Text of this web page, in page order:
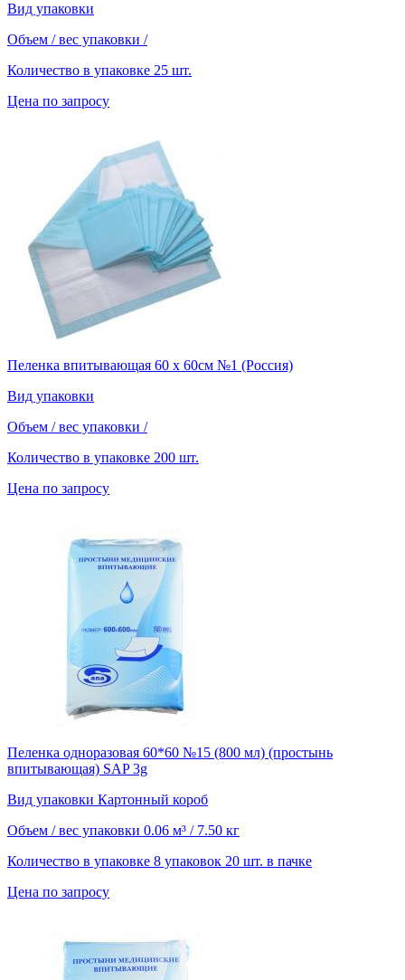
Вид упаковки
Объем / вес упаковки /
Количество в упаковке 25 шт.
Цена по запросу
Пеленка впитывающая 60 х 60см №1 (Россия)
Вид упаковки
Объем / вес упаковки /
Количество в упаковке 200 шт.
Цена по запросу
Пеленка одноразовая 60*60 №15 (800 мл) (простынь
впитывающая) SAP 3g
Вид упаковки Картонный короб
Объем / вес упаковки 0.06 м³ / 7.50 кг
Количество в упаковке 8 упаковок 20 шт. в пачке
Цена по запросу